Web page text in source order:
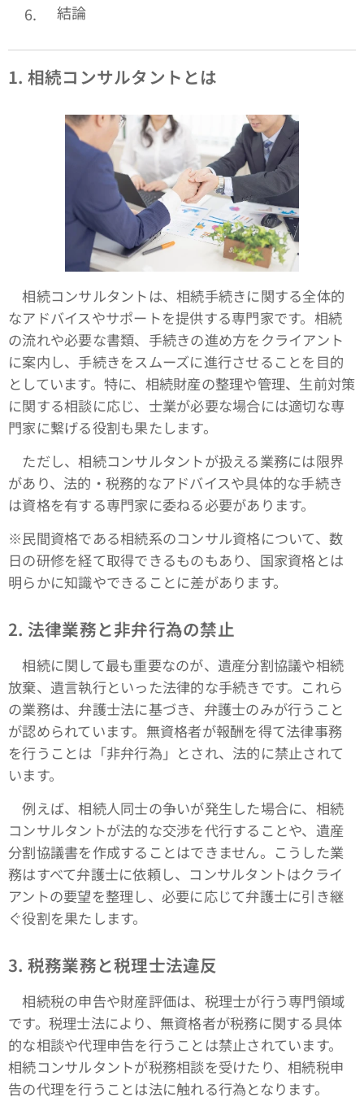
結論
1. 相続コンサルタントとは
相続コンサルタントは、相続手続きに関する全体的
なアドバイスやサポートを提供する専門家です。相続
の流れや必要な書類、手続きの進め方をクライアント
に案内し、手続きをスムーズに進行させることを目的
としています。特に、相続財産の整理や管理、生前対策
に関する相談に応じ、士業が必要な場合には適切な専
門家に繋げる役割も果たします。
ただし、相続コンサルタントが扱える業務には限界
があり、法的・税務的なアドバイスや具体的な手続き
は資格を有する専門家に委ねる必要があります。
※民間資格である相続系のコンサル資格について、数
日の研修を経て取得できるものもあり、国家資格とは
明らかに知識やできることに差があります。
2. 法律業務と非弁行為の禁止
相続に関して最も重要なのが、遺産分割協議や相続
放棄、遺言執行といった法律的な手続きです。これら
の業務は、弁護士法に基づき、弁護士のみが行うこと
が認められています。無資格者が報酬を得て法律事務
を行うことは「非弁行為」とされ、法的に禁止されて
います。
例えば、相続人同士の争いが発生した場合に、相続
コンサルタントが法的な交渉を代行することや、遺産
分割協議書を作成することはできません。こうした業
務はすべて弁護士に依頼し、コンサルタントはクライ
アントの要望を整理し、必要に応じて弁護士に引き継
ぐ役割を果たします。
3. 税務業務と税理士法違反
相続税の申告や財産評価は、税理士が行う専門領域
です。税理士法により、無資格者が税務に関する具体
的な相談や代理申告を行うことは禁止されています。
相続コンサルタントが税務相談を受けたり、相続税申
告の代理を行うことは法に触れる行為となります。